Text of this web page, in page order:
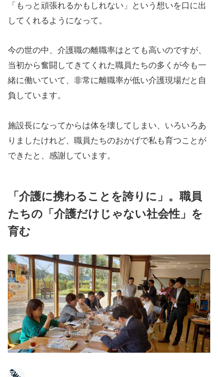
「もっと頑張れるかもしれない」という想いを口に出
してくれるようになって。
今の世の中、介護職の離職率はとても高いのですが、
当初から奮闘してきてくれた職員たちの多くが今も一
緒に働いていて、非常に離職率が低い介護現場だと自
負しています。
施設長になってからは体を壊してしまい、いろいろあ
りましたけれど、職員たちのおかげで私も育つことが
できたと、感謝しています。
「介護に携わることを誇りに」。職員
たちの「介護だけじゃない社会性」を
育む